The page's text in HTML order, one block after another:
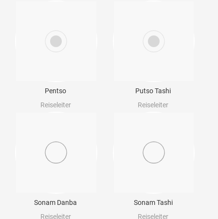
Pentso
Reiseleiter
Putso Tashi
Reiseleiter
Sonam Danba
Reiseleiter
Sonam Tashi
Reiseleiter